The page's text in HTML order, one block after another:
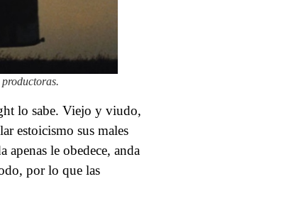
lo sabe. Viejo y viudo,
estoicismo sus males
apenas le obedece, anda
por lo que las